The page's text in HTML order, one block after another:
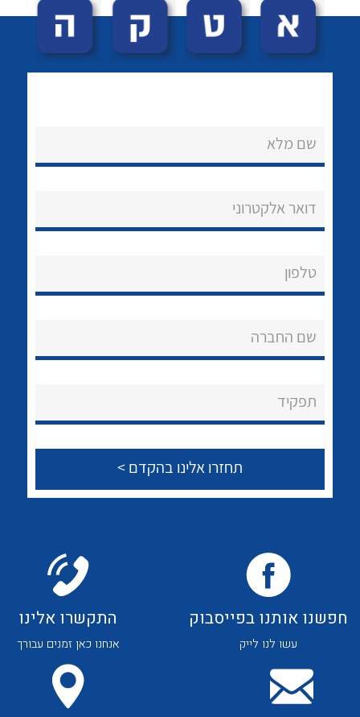
הצוות שלנו
שירותי תמיכה
לכל מוצרי היצרן לכל מוצרי היצרן
לכל מוצרי היצרן לכל מוצרי היצרן
שם מלא
דואר אלקטרוני
טלפון
שם החברה
תפקיד
חפשנו אותנו בפייסבוק
עשו לנו לייק
התקשרו אלינו
אנחנו כאן זמנים עבורך